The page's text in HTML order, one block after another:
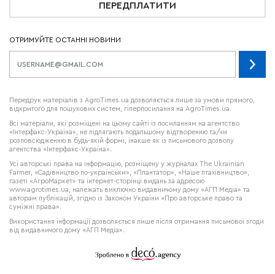
ПЕРЕДПЛАТИТИ
ОТРИМУЙТЕ ОСТАННІ НОВИНИ
Передрук матеріалів з AgroTimes.ua дозволяється лише за умови прямого,
відкритого для пошукових систем, гіперпосилання на AgroTimes.ua.
Всі матеріали, які розміщені на цьому сайті із посиланням на агентство
«Інтерфакс-Україна», не підлягають подальшому відтворенню та/чи
розповсюдженню в будь-якій формі, інакше як із письмового дозволу
агентства «Інтерфакс-Україна».
Усі авторські права на інформацію, розміщену у журналах The Ukrainian
Farmer , «Садівництво по-українськи», «Плантатор», «Наше птахівництво»,
газеті «АгроМаркет» та інтернет-сторінці видань за адресою
www.agrotimes.ua,
належать виключно видавничому дому «АГП Медіа» та
авторам публікацій, згідно із Законом України «Про авторське право та
суміжні права».
Використання інформації дозволяється лише після отримання письмової згоди
від видавничого дому «АГП Медіа».